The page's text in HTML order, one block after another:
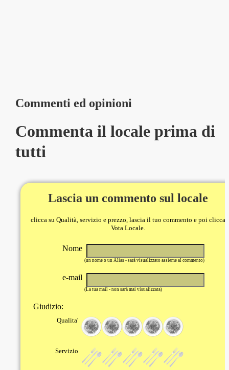
Commenti ed opinioni
Commenta il locale prima di
tutti
Lascia un commento sul locale
clicca su Qualità, servizio e prezzo, lascia il tuo commento e poi clicca
Vota Locale.
Nome
(un nome o un Alias - sarà visualizzato assieme al commento)
e-mail
(La tua mail - non sarà mai visualizzata)
Giudizio:
Qualita'
Servizio